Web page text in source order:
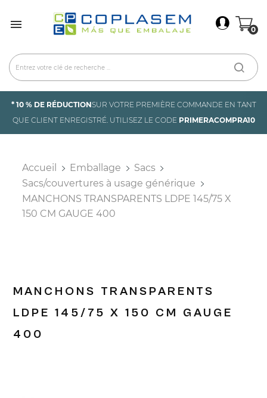
 0
* 10 % DE RÉDUCTIONSUR VOTRE PREMIÈRE COMMANDE EN TANT
QUE CLIENT ENREGISTRÉ. UTILISEZ LE CODE PRIMERACOMPRA10
Accueil Emballage
Sacs
Sacs/couvertures à usage générique
MANCHONS TRANSPARENTS LDPE 145/75 X
150 CM GAUGE 400
MANCHONS TRANSPARENTS
LDPE 145/75 X 150 CM GAUGE
400
Connexion ×
Annuler Connexion